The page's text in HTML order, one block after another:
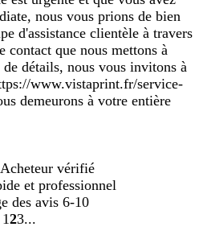
nous vous prions de bien
d'assistance clientèle à travers
contact que nous mettons à
détails, nous vous invitons à
www.vistaprint.fr/service-
demeurons à votre entière
Acheteur vérifié
et professionnel
des avis 6-10
Accéder
1 Accéder
2Accéder
3